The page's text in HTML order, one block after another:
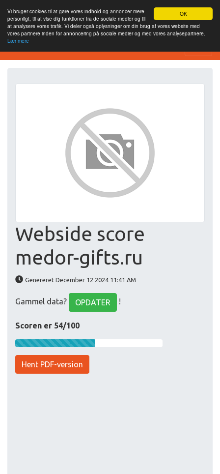
OK
Vi bruger cookies til at gøre vores indhold og annoncer mere
personligt, til at vise dig funktioner fra de sociale medier og til
at analysere vores trafik. Vi deler også oplysninger om din brug af vores website med
vores partnere inden for annoncering på sociale medier og med vores analysepartnere.
Lær mere
SEO Analytics
Webside score
medor-gifts.ru
Genereret December 12 2024 11:41 AM
Gammel data? OPDATER !
Scoren er 54/100
Hent PDF-version